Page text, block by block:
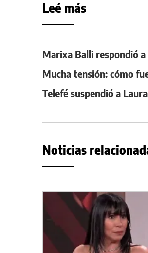
Leé más
Marixa Balli respondió a
Mucha tensión: cómo
Telefé suspendió a
Noticias